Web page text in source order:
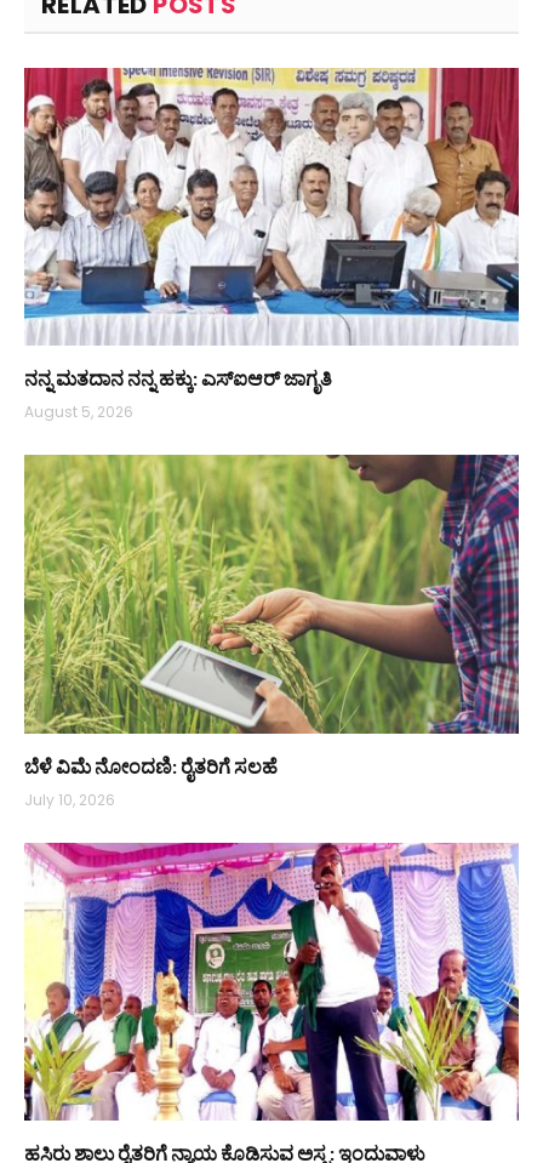
ನನ್ನ ಮತದಾನ ನನ್ನ ಹಕ್ಕು: ಎಸ್ಐಆರ್ ಜಾಗೃತಿ
August 5, 2026
ಬೆಳೆ ವಿಮೆ ನೋಂದಣಿ: ರೈತರಿಗೆ ಸಲಹೆ
July 10, 2026
ಹಸಿರು ಶಾಲು ರೈತರಿಗೆ ನ್ಯಾಯ ಕೊಡಿಸುವ ಅಸ್ತ್ರ: ಇಂದುವಾಳು